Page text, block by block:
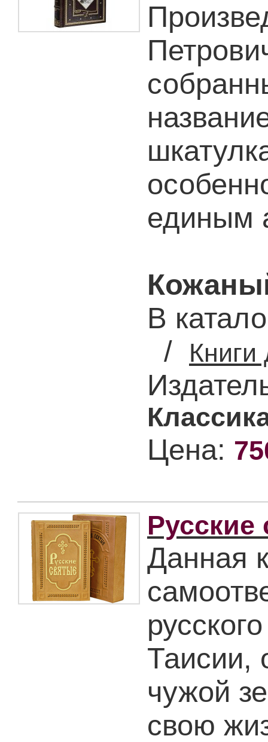
единым
В
/
Книги
Цена:
Русские
Данная
Таисии,
чужой
свою